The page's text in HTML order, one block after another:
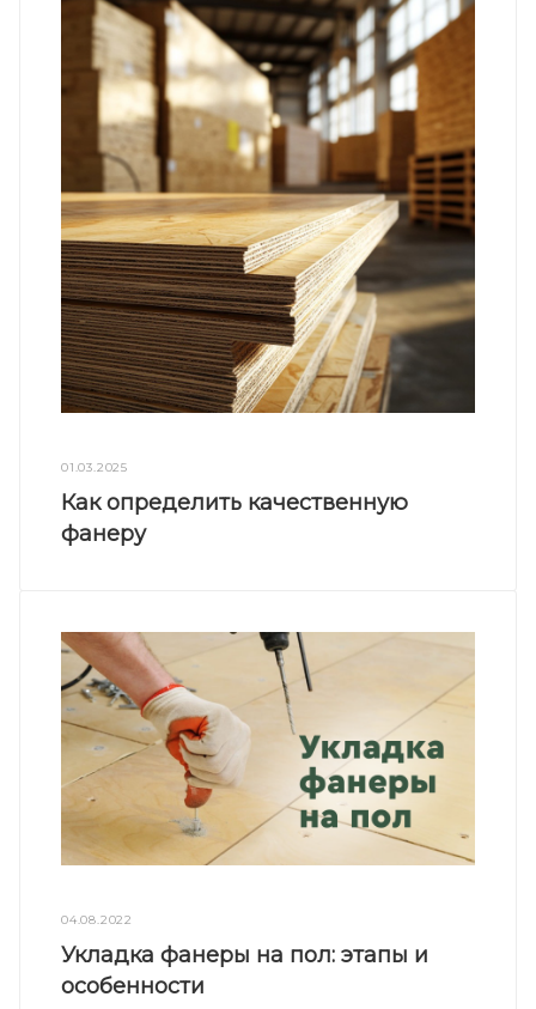
01.03.2025
Как определить качественную
фанеру
04.08.2022
Укладка фанеры на пол: этапы и
особенности